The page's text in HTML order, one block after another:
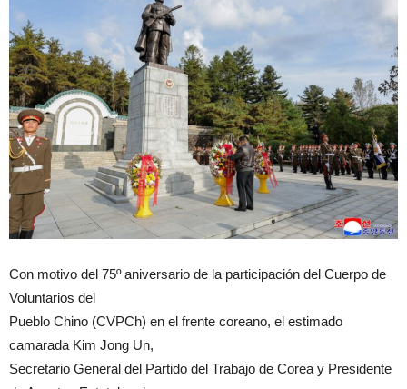
Con motivo del 75º aniversario de la participación del Cuerpo de
Voluntarios del
Pueblo Chino (CVPCh) en el frente coreano, el estimado
camarada Kim Jong Un,
Secretario General del Partido del Trabajo de Corea y Presidente